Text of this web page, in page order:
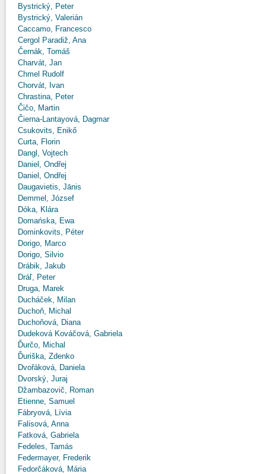
Bystrický, Peter
Bystrický, Valerián
Caccamo, Francesco
Cergol Paradiž, Ana
Černák, Tomáš
Charvát, Jan
Chmel Rudolf
Chorvát, Ivan
Chrastina, Peter
Čičo, Martin
Čierna-Lantayová, Dagmar
Csukovits, Enikő
Curta, Florin
Dangl, Vojtech
Daniel, Ondřej
Daniel, Ondřej
Daugavietis, Jānis
Demmel, József
Dóka, Klára
Domańska, Ewa
Dominkovits, Péter
Dorigo, Marco
Dorigo, Silvio
Drábik, Jakub
Dráľ, Peter
Druga, Marek
Ducháček, Milan
Duchoň, Michal
Duchoňová, Diana
Dudeková Kováčová, Gabriela
Ďurčo, Michal
Ďuriška, Zdenko
Dvořáková, Daniela
Dvorský, Juraj
Džambazovič, Roman
Etienne, Samuel
Fábryová, Lívia
Falisová, Anna
Fatková, Gabriela
Fedeles, Tamás
Federmayer, Frederik
Fedorčáková, Mária